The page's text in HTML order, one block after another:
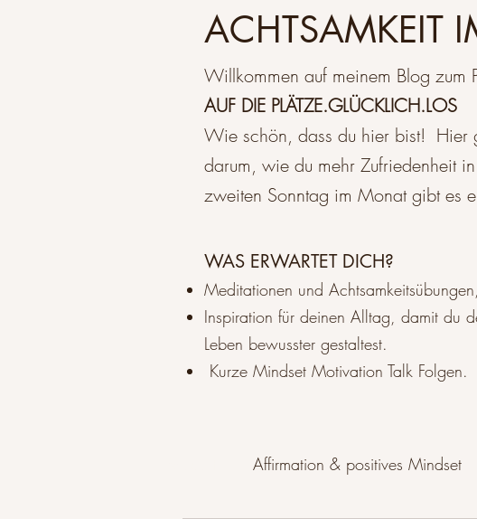
ACHTSAMKEIT
Willkommen auf meinem Blog zum
AUF DIE PLÄTZE.GLÜCKLICH.LOS
Wie schön, dass du hier bist! Hier
darum, wie du mehr Zufriedenheit
zweiten Sonntag im Monat gibt es
WAS ERWARTET DICH?
Meditationen und
Inspiration für deinen Alltag, damit du
Leben bewusster gestaltest.
Kurze Mindset Motivation Talk Folgen.
Affirmation & positives Mindset